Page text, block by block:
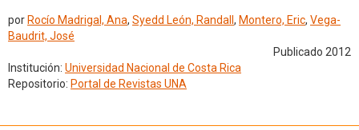
por Rocío Madrigal, Ana, Syedd León, Randall , Montero, Eric, Vega-
Baudrit, José
Publicado 2012
Institución: Universidad Nacional de Costa Rica
Repositorio: Portal de Revistas UNA